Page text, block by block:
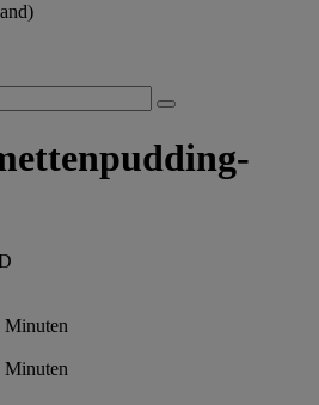
Minuten
Minuten